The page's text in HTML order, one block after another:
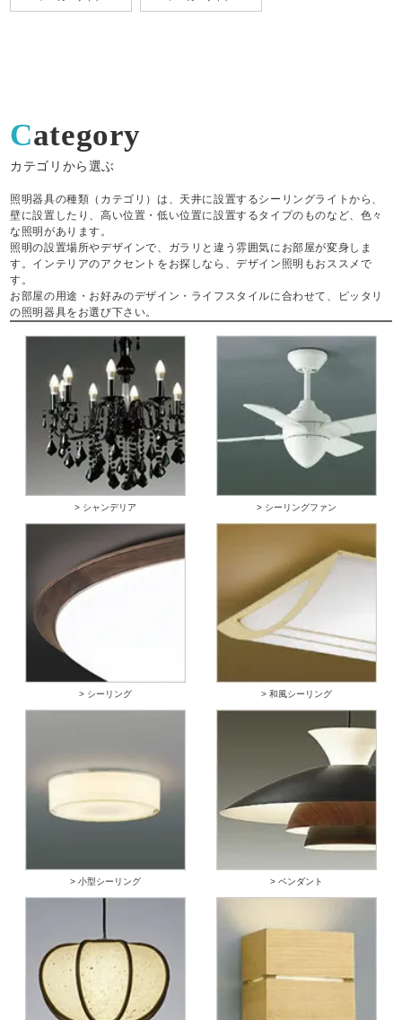
Category
カテゴリから選ぶ
照明器具の種類（カテゴリ）は、天井に設置するシーリングライトから、
壁に設置したり、高い位置・低い位置に設置するタイプのものなど、色々
な照明があります。
照明の設置場所やデザインで、ガラリと違う雰囲気にお部屋が変身しま
す。インテリアのアクセントをお探しなら、デザイン照明もおススメで
す。
お部屋の用途・お好みのデザイン・ライフスタイルに合わせて、ピッタリ
の照明器具をお選び下さい。
> シャンデリア > シーリングファン
> シーリング > 和風シーリング
> 小型シーリング > ペンダント